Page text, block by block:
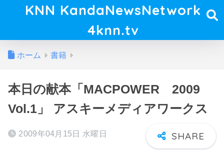
KNN KandaNewsNetwork
4knn.tv
ホーム 書籍
本日の献本「MACPOWER 2009
Vol.1」 アスキーメディアワークス
2009年04月15日 水曜日